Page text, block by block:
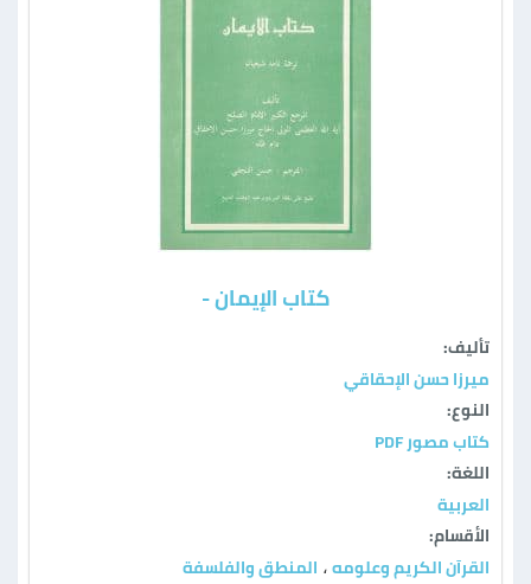
كتاب الإيمان -
تأليف:
ميرزا حسن الإحقاقي
النوع:
كتاب مصور PDF
اللغة:
العربية
الأقسام:
القرآن الكريم وعلومه ، المنطق والفلسفة